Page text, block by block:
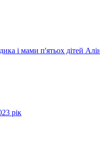
і мами п'ятьох дітей
рік